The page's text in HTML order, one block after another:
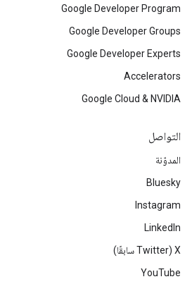
Google Developer Program
Google Developer Groups
Google Developer Experts
Accelerators
Google Cloud & NVIDIA
التواصل
المدوّنة
Bluesky
Instagram
LinkedIn
‫X ‏(Twitter سابقًا)
YouTube